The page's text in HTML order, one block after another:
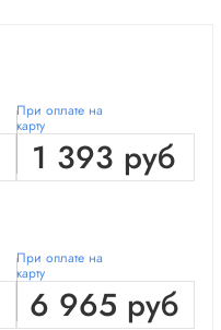
При оплате на
карту
1 393 руб
При оплате на
карту
6 965 руб